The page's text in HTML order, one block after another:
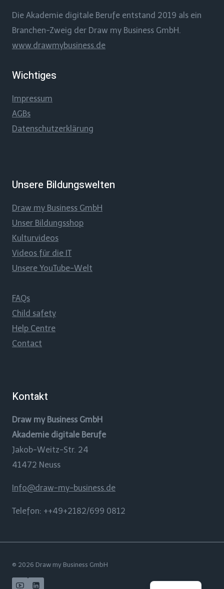
Die Akademie digitale Berufe entstand 2019 als ein
Branchen-Zweig der Draw my Business GmbH.
www.drawmybusiness.de
Wichtiges
Impressum
AGBs
Datenschutzerklärung
Unsere Bildungswelten
Draw my Business GmbH
Unser Bildungsshop
Kulturvideos
Videos für die IT
Unsere YouTube-Welt
FAQs
Child safety
Help Centre
Contact
Kontakt
Draw my Business GmbH
Akademie digitale Berufe
Jakob-Weitz-Str. 24
41472 Neuss
Info@draw-my-business.de
Telefon: ++49+2182/699 0812
© 2026 Draw my Business GmbH